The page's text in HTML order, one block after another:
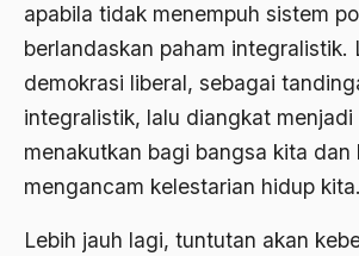
apabila tidak menempuh sistem
berlandaskan paham integralistik.
demokrasi liberal, sebagai
integralistik, lalu diangkat menjadi
menakutkan bagi bangsa kita dan
mengancam kelestarian hidup kita.
Lebih jauh lagi, tuntutan akan
Andi Mallarangeng
Andre Gide
Angkatan Laut AS